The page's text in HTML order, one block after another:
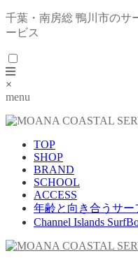
千葉・南房総 鴨川市のサ
ービス
×
menu
TOP
SHOP
BRAND
SCHOOL
ACCESS
年齢と向き合うサー
Channel Islands